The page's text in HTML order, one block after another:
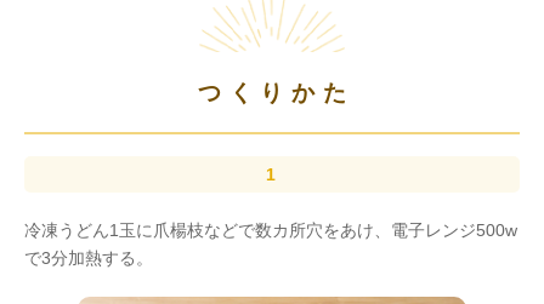
つくりかた
冷凍うどん1玉に爪楊枝などで数カ所穴をあけ、電子レンジ500w
で3分加熱する。